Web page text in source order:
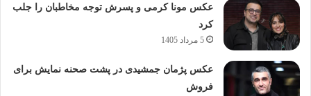
عکس مونا کرمی و پسرش توجه مخاطبان را جلب
کرد
5 مرداد 1405
عکس پژمان جمشیدی در پشت صحنه نمایش برای
فروش